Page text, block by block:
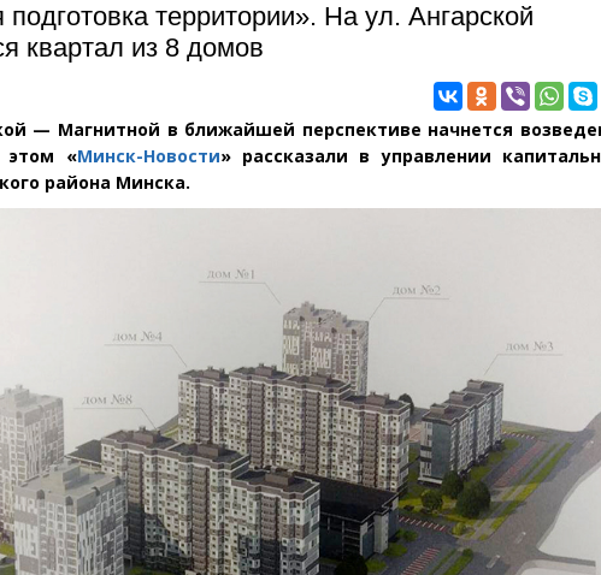
территории». На ул. Ангарской
квартал из 8 домов
— Магнитной в ближайшей перспективе начнется
этом
«Минск-Новости» рассказали в управлении
района Минска.